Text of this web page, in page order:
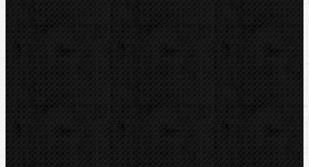
Řezáky a kolečka
Odhrotovače, kalibry
Úkosovače
Hasáky, kleště, klíče